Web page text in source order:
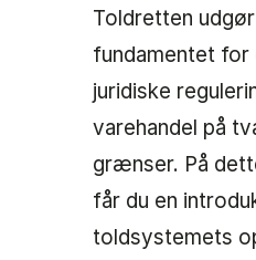
Toldretten udgør
fundamentet for
juridiske
varehandel på
grænser. På
får du en
toldsystemets